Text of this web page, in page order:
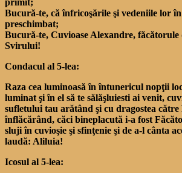
Bucură-te, că înfricoşările şi vedeniile lor
preschimbat;
Bucură-te, Cuvioase Alexandre,
Svirului!
Condacul al 5-lea:
Raza cea luminoasă în întunericul nopţii
luminat şi în el să te sălăşluiesti ai venit,
sufletului tau arătând şi cu dragostea
înflăcărând, căci bineplacută i-a fost
sluji în cuvioşie şi sfinţenie şi de a-l cânta
laudă: Aliluia!
Icosul al 5-lea: